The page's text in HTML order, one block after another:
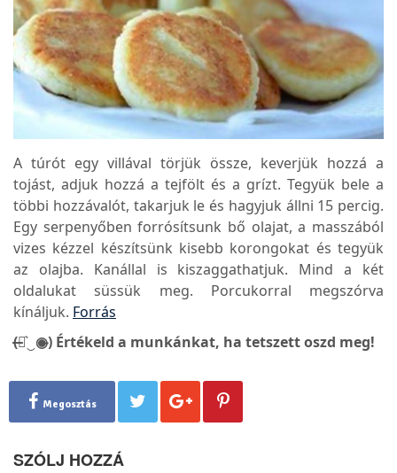
A túrót egy villával törjük össze, keverjük hozzá a
tojást, adjuk hozzá a tejfölt és a grízt. Tegyük bele a
többi hozzávalót, takarjuk le és hagyjuk állni 15 percig.
Egy serpenyőben forrósítsunk bő olajat, a masszából
vizes kézzel készítsünk kisebb korongokat és tegyük
az olajba. Kanállal is kiszaggathatjuk. Mind a két
oldalukat süssük meg. Porcukorral megszórva
kínáljuk. Forrás
(̶◉͛‿◉̶) Értékeld a munkánkat, ha tetszett oszd meg!
Megosztás
SZÓLJ HOZZÁ